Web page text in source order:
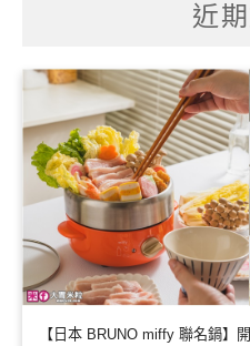
近
【日本 BRUNO miffy 聯名鍋】